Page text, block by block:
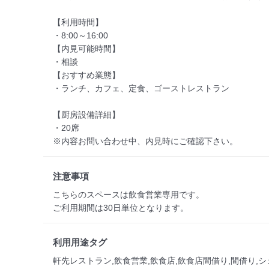
【利用時間】
・8:00～16:00
【内見可能時間】
・相談
【おすすめ業態】
・ランチ、カフェ、定食、ゴーストレストラン
【厨房設備詳細】
・20席
※内容お問い合わせ中、内見時にご確認下さい。
注意事項
こちらのスペースは飲食営業専用です。
利用用途タグ
軒先レストラン,飲食営業,飲食店,飲食店間借り,間借り,シ